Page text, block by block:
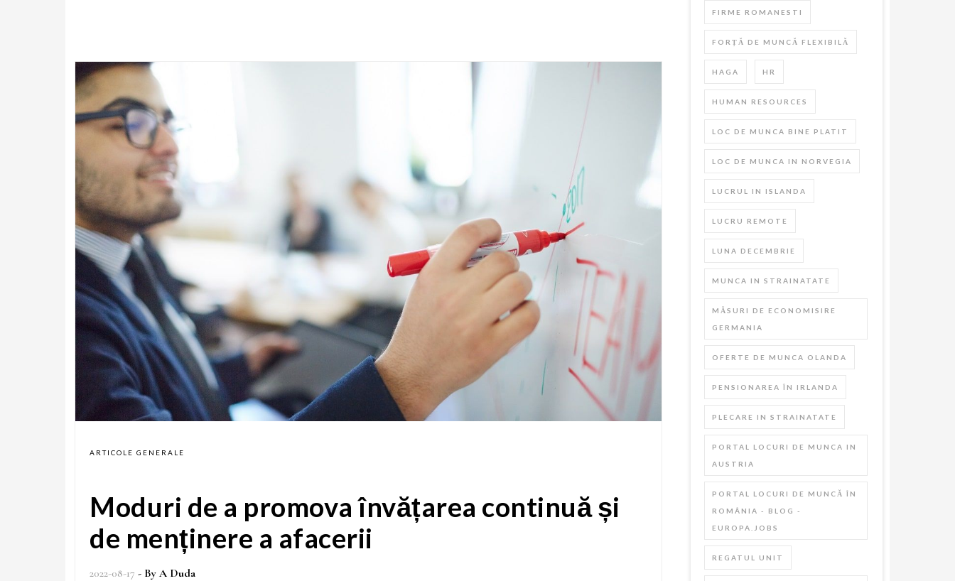
ARTICOLE GENERALE
Moduri de a promova învățarea continuă și
de menținere a afacerii
2022-08-17 - By A Duda
FIRME ROMANESTI
FORȚĂ DE MUNCĂ FLEXIBILĂ
HAGA HR
HUMAN RESOURCES
LOC DE MUNCA BINE PLATIT
LOC DE MUNCA IN NORVEGIA
LUCRUL IN ISLANDA
LUCRU REMOTE
LUNA DECEMBRIE
MUNCA IN STRAINATATE
MĂSURI DE ECONOMISIRE
GERMANIA
OFERTE DE MUNCA OLANDA
PENSIONAREA ÎN IRLANDA
PLECARE IN STRAINATATE
PORTAL LOCURI DE MUNCA IN
AUSTRIA
PORTAL LOCURI DE MUNCĂ ÎN
ROMÂNIA - BLOG -
EUROPA.JOBS
REGATUL UNIT